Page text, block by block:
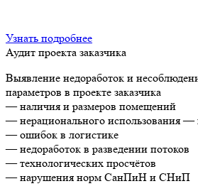
Узнать подробнее
Аудит проекта заказчика
Выявление недоработок и
параметров в проекте заказчика
— наличия и размеров помещений
— нерационального использования —
— ошибок в логистике
— недоработок в разведении потоков
— технологических просчётов
— нарушения норм СанПиН и СНиП